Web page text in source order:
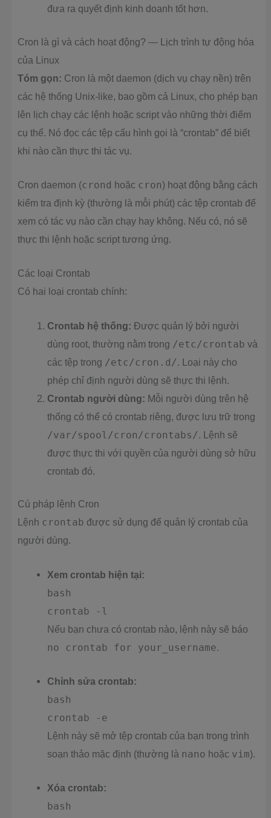
đưa ra quyết định kinh doanh tốt hơn.
Cron là gì và cách hoạt động? — Lịch trình tự động hóa
của Linux
Tóm gọn: Cron là một daemon (dịch vụ chạy nền) trên
các hệ thống Unix-like, bao gồm cả Linux, cho phép bạn
lên lịch chạy các lệnh hoặc script vào những thời điểm
cụ thể. Nó đọc các tệp cấu hình gọi là “crontab” để biết
khi nào cần thực thi tác vụ.
Cron daemon (crond hoặc cron) hoạt động bằng cách
kiểm tra định kỳ (thường là mỗi phút) các tệp crontab để
xem có tác vụ nào cần chạy hay không. Nếu có, nó sẽ
thực thi lệnh hoặc script tương ứng.
Các loại Crontab
Có hai loại crontab chính:
Crontab hệ thống: Được quản lý bởi người
dùng root, thường nằm trong /etc/crontab và
các tệp trong /etc/cron.d/. Loại này cho
phép chỉ định người dùng sẽ thực thi lệnh.
Crontab người dùng: Mỗi người dùng trên hệ
thống có thể có crontab riêng, được lưu trữ trong
/var/spool/cron/crontabs/. Lệnh sẽ
được thực thi với quyền của người dùng sở hữu
crontab đó.
Cú pháp lệnh Cron
Lệnh crontab được sử dụng để quản lý crontab của
người dùng.
Xem crontab hiện tại:
bash
crontab -l
Nếu bạn chưa có crontab nào, lệnh này sẽ báo
no crontab for your_username
Chỉnh sửa crontab:
bash
crontab -e
Lệnh này sẽ mở tệp crontab của bạn trong trình
soạn thảo mặc định (thường là nano hoặc vim).
Xóa crontab:
bash